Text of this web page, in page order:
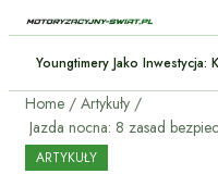
Kiedy Wymieniać I Jakie Są Objawy
Home
Artykuły
Jazda nocna: 8 zasad
ARTYKUŁY